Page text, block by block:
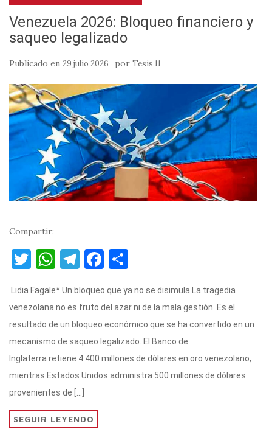
Venezuela 2026: Bloqueo financiero y
saqueo legalizado
Publicado en 29 julio 2026 por Tesis 11
Compartir:
T
it
te
r
W
at
s
A
p
p
T
e
gr
a
m
F
c
e
b
o
o
m
p
ar
ti
r
Lidia Fagale* Un bloqueo que ya no se disimula La tragedia
venezolana no es fruto del azar ni de la mala gestión. Es el
resultado de un bloqueo económico que se ha convertido en un
mecanismo de saqueo legalizado. El Banco de
Inglaterra retiene 4.400 millones de dólares en oro venezolano,
mientras Estados Unidos administra 500 millones de dólares
provenientes de […]
SEGUIR LEYENDO